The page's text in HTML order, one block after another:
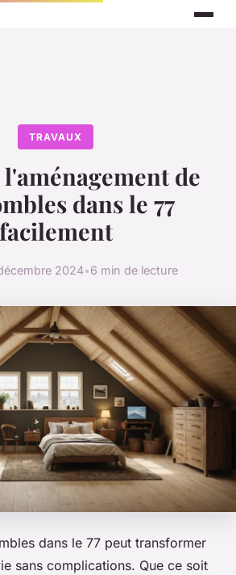
TRAVAUX
l'aménagement de
dans le 77
facilement
2024•6 min de lecture
dans le 77 peut transformer
sans complications. Que ce soit